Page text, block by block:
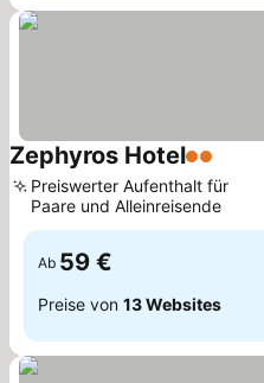
Zephyros Hotel2 Sterne
Preiswerter Aufenthalt für
Paare und Alleinreisende
Ab 59 €
Preise von 13 Websites